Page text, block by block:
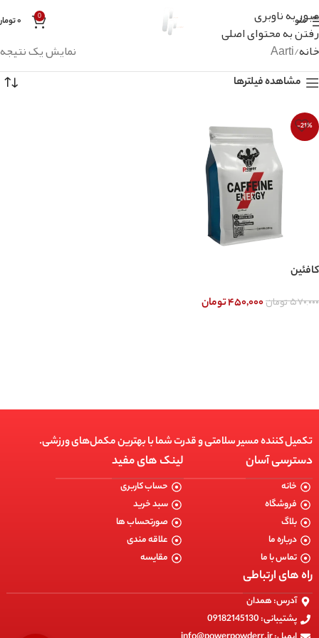
عبور به ناوبری
رفتن به محتوای اصلی
منو 0 ۰
خانه Aarti نمایش یک نتیجه
مشاهده فیلترها
-21%
کافئین
۵۷۰,۰۰۰تومان۴۵۰,۰۰۰تومان
تکمیل کننده مسیر سلامتی و قدرت شما با بهترین مکمل‌های ورزشی.
دسترسی آسان
خانه
فروشگاه
بلاگ
درباره ما
تماس با ما
لینک های مفید
حساب کاربری
سبد خرید
صورتحساب ها
علاقه مندی
مقایسه
راه های ارتباطی
آدرس: همدان
پشتیبانی: 09182145130